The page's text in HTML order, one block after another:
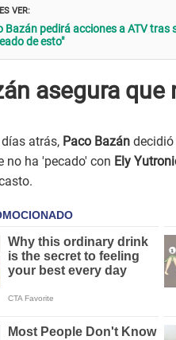
VER:
Bazán pedirá acciones a ATV tras
de esto"
asegura que
atrás, Paco Bazán
no ha 'pecado' con Ely